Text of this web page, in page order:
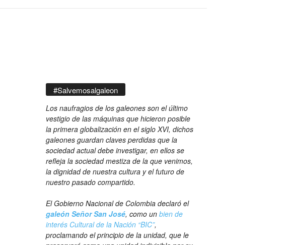
#Salvemosalgaleon
Los naufragios de los galeones son el último
vestigio de las máquinas que hicieron posible
la primera globalización en el siglo XVI, dichos
galeones guardan claves perdidas que la
sociedad actual debe investigar, en ellos se
refleja la sociedad mestiza de la que venimos,
la dignidad de nuestra cultura y el futuro de
nuestro pasado compartido.
El Gobierno Nacional de Colombia declaró el
galeón Señor San José, como un bien de
interés Cultural de la Nación “BIC”,
proclamando el principio de la unidad, que le